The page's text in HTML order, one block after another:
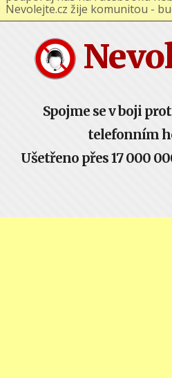
Spojme se v boji
telefonním
Ušetřeno přes 17 000
Nevolejte.cz žije komunitou -